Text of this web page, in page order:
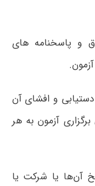
و پاسخنامه های
و افشای آن
آزمون به هر
آن‌ها یا شرکت یا